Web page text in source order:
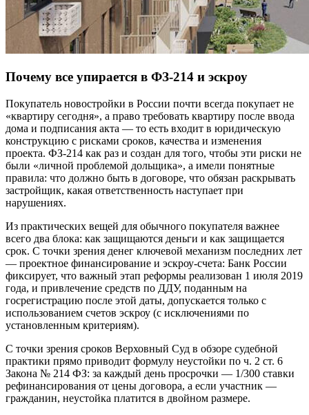
Почему все упирается в ФЗ-214 и эскроу
Покупатель новостройки в России почти всегда покупает не
«квартиру сегодня», а право требовать квартиру после ввода
дома и подписания акта — то есть входит в юридическую
конструкцию с рисками сроков, качества и изменения
проекта. ФЗ-214 как раз и создан для того, чтобы эти риски не
были «личной проблемой дольщика», а имели понятные
правила: что должно быть в договоре, что обязан раскрывать
застройщик, какая ответственность наступает при
нарушениях.
Из практических вещей для обычного покупателя важнее
всего два блока: как защищаются деньги и как защищается
срок. С точки зрения денег ключевой механизм последних лет
— проектное финансирование и эскроу-счета: Банк России
фиксирует, что важный этап реформы реализован 1 июля 2019
года, и привлечение средств по ДДУ, поданным на
госрегистрацию после этой даты, допускается только с
использованием счетов эскроу (с исключениями по
установленным критериям).
С точки зрения сроков Верховный Суд в обзоре судебной
практики прямо приводит формулу неустойки по ч. 2 ст. 6
Закона № 214 ФЗ: за каждый день просрочки — 1/300 ставки
рефинансирования от цены договора, а если участник —
гражданин, неустойка платится в двойном размере.